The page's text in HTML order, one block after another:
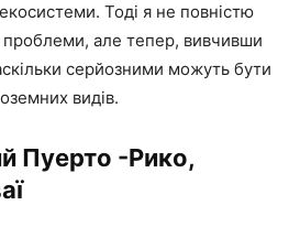
Тоді я не повністю
але тепер, вивчивши
серйозними можуть бути
видів.
Пуерто -Рико,